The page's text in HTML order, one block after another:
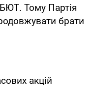
БЮТ. Тому Партія
брати
акцій